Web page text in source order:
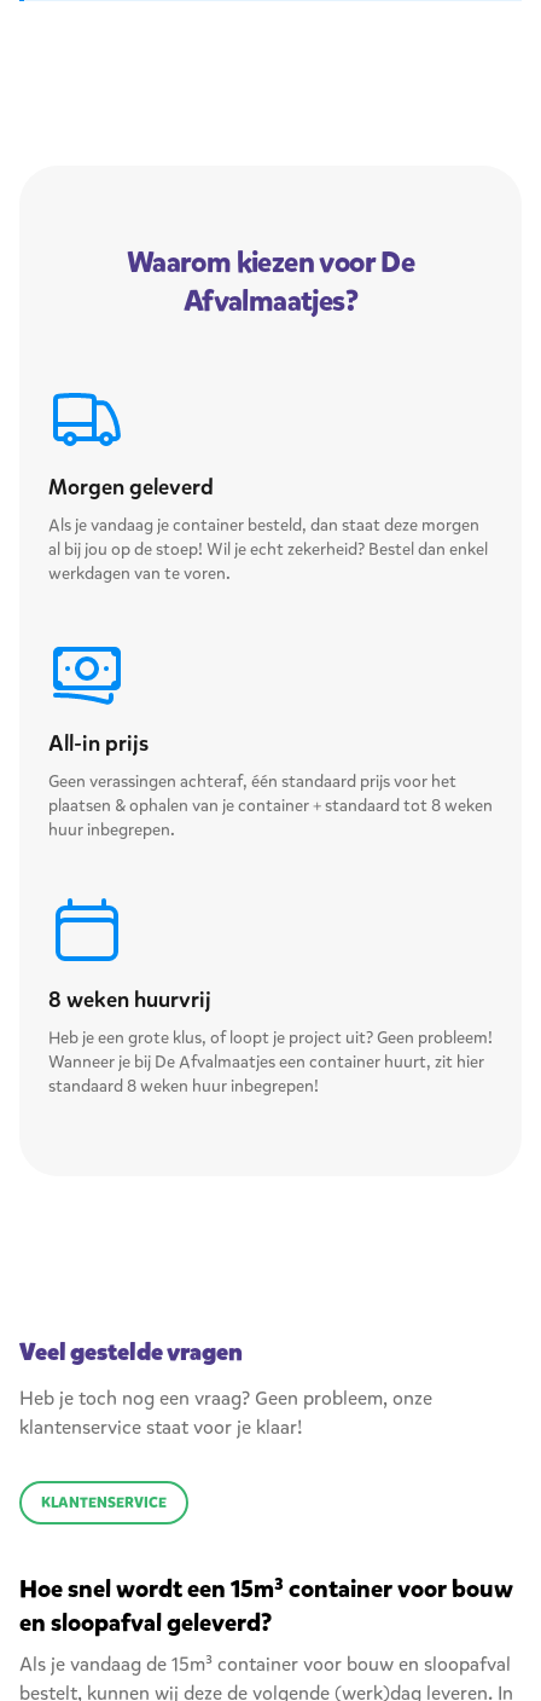
Waarom kiezen voor De
Afvalmaatjes?
Morgen geleverd
Als je vandaag je container besteld, dan staat deze morgen
al bij jou op de stoep! Wil je echt zekerheid? Bestel dan enkel
werkdagen van te voren.
All-in prijs
Geen verassingen achteraf, één standaard prijs voor het
plaatsen & ophalen van je container + standaard tot 8 weken
huur inbegrepen.
8 weken huurvrij
Heb je een grote klus, of loopt je project uit? Geen probleem!
Wanneer je bij De Afvalmaatjes een container huurt, zit hier
standaard 8 weken huur inbegrepen!
Veel gestelde vragen
Heb je toch nog een vraag? Geen probleem, onze
klantenservice staat voor je klaar!
KLANTENSERVICE
Hoe snel wordt een 15m³ container voor bouw
en sloopafval geleverd?
Als je vandaag de 15m³ container voor bouw en sloopafval
bestelt, kunnen wij deze de volgende (werk)dag leveren. In